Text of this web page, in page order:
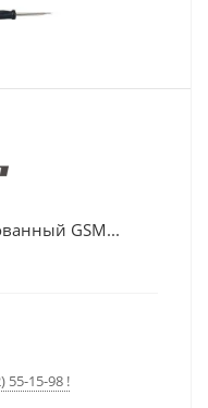
GSM...
55-15-98 !